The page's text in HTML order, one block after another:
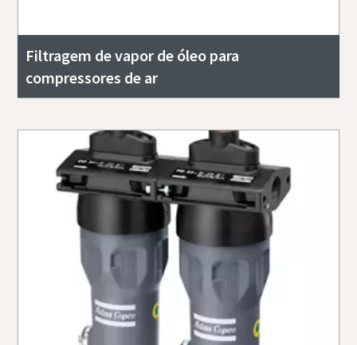
Filtragem de vapor de óleo para
compressores de ar